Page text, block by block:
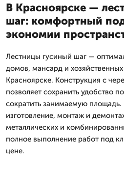
В Красноярске —
шаг: комфортный
экономии
Лестницы гусиный шаг —
домов, мансард и
Красноярске. Конструкция с
позволяет сохранить удобство
сократить занимаемую
изготовление, монтаж и
металлических и
полное выполнение работ под
цене.